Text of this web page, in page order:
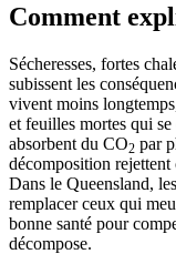
Comment
Sécheresses, fortes
subissent les
vivent moins
et feuilles mortes qui
absorbent du CO2 par
décomposition rejettent
Dans le Queensland,
remplacer ceux qui
bonne santé pour
décompose.